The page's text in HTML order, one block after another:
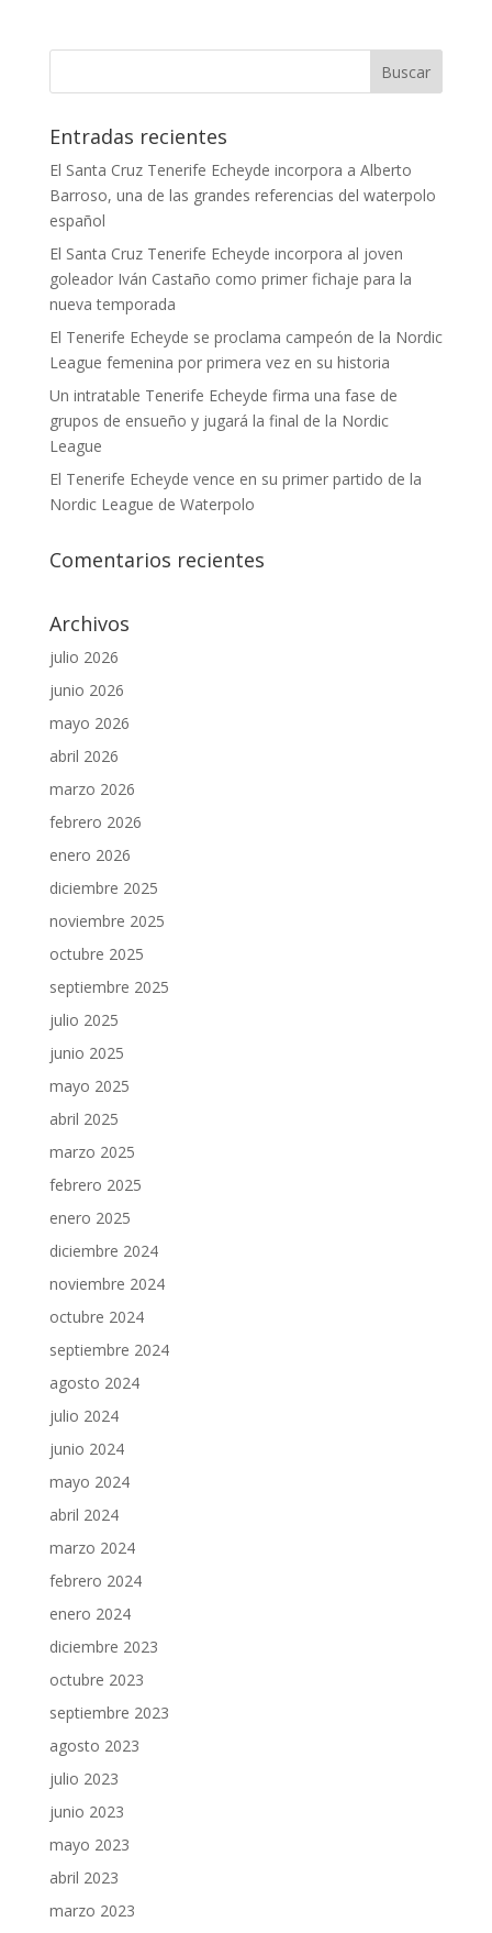
Entradas recientes
El Santa Cruz Tenerife Echeyde incorpora a Alberto
Barroso, una de las grandes referencias del waterpolo
español
El Santa Cruz Tenerife Echeyde incorpora al joven
goleador Iván Castaño como primer fichaje para la
nueva temporada
El Tenerife Echeyde se proclama campeón de la Nordic
League femenina por primera vez en su historia
Un intratable Tenerife Echeyde firma una fase de
grupos de ensueño y jugará la final de la Nordic
League
El Tenerife Echeyde vence en su primer partido de la
Nordic League de Waterpolo
Comentarios recientes
Archivos
julio 2026
junio 2026
mayo 2026
abril 2026
marzo 2026
febrero 2026
enero 2026
diciembre 2025
noviembre 2025
octubre 2025
septiembre 2025
julio 2025
junio 2025
mayo 2025
abril 2025
marzo 2025
febrero 2025
enero 2025
diciembre 2024
noviembre 2024
octubre 2024
septiembre 2024
agosto 2024
julio 2024
junio 2024
mayo 2024
abril 2024
marzo 2024
febrero 2024
enero 2024
diciembre 2023
octubre 2023
septiembre 2023
agosto 2023
julio 2023
junio 2023
mayo 2023
abril 2023
marzo 2023